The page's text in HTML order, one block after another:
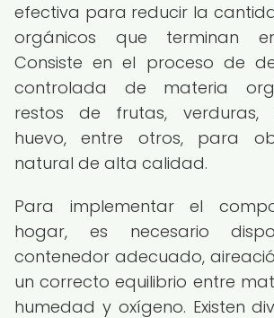
efectiva para reducir la
orgánicos que terminan
Consiste en el proceso de
controlada de materia
restos de frutas, verduras,
huevo, entre otros, para
natural de alta calidad.
Para implementar el
hogar, es necesario
contenedor adecuado,
un correcto equilibrio entre
humedad y oxígeno. Existen